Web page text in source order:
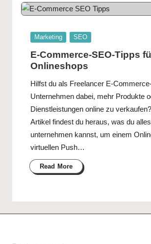
Posted
Marketing SEO
E-Commerce-SEO-Tipps
Onlineshops
Hilfst du als Freelancer E-
Unternehmen dabei, mehr Produkte
Dienstleistungen online zu
Artikel findest du heraus, was du alles
unternehmen kannst, um einem
virtuellen Push…
Read More